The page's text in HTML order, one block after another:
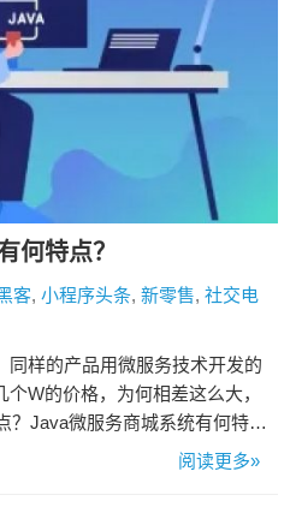
何特点？
客, 小程序头条, 新零售, 社交电
同样的产品用微服务技术开发的
W的价格，为何相差这么大，
？Java微服务商城系统有何特点
、易于扩展、技术异构性。 一、
阅读更多»